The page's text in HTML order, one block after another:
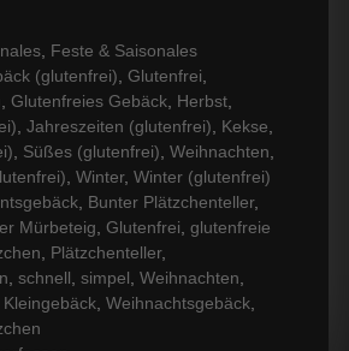
Feste & Saisonales
(glutenfrei) Glutenfrei
Glutenfreies Gebäck Herbst
Jahreszeiten (glutenfrei) Kekse
Süßes (glutenfrei) Weihnachten
Winter, Winter (glutenfrei)
Bunter Plätzchenteller,
Mürbeteig Glutenfrei glutenfreie
Plätzchenteller,
schnell simpel Weihnachten
Weihnachtsgebäck